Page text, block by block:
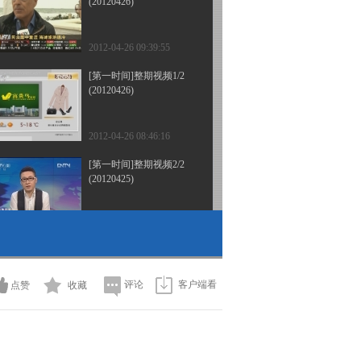
2012-04-26 09:39:55
[第一时间]整期视频1/2
(20120426)
2012-04-26 08:46:16
[第一时间]整期视频2/2
(20120425)
2012-04-25 08:47:44
点赞 收藏 评论 客户端看